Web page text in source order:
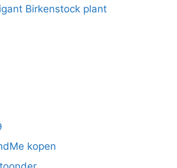
Birkenstock plant
kopen